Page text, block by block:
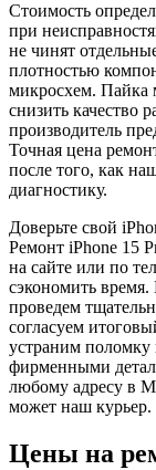
Стоимость
при
не чинят
плотностью
микросхем. Пайка
снизить качество
производитель
Точная цена
после того, как
диагностику.
Доверьте свой
Ремонт iPhone 15
на сайте или по
сэкономить
проведем
согласуем
устраним
фирменными
любому адресу в
может наш курьер.
Цены на